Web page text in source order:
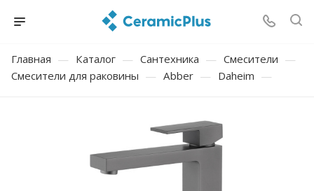
Главная — Каталог — Сантехника — Смесители —
Смесители для раковины — Abber — Daheim —